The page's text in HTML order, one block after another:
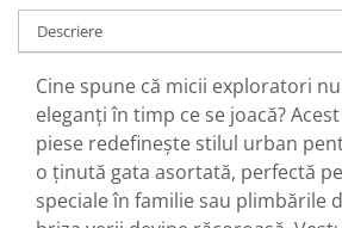
Descriere
Cine spune că micii exploratori
eleganți în timp ce se joacă?
piese redefinește stilul urban
o ținută gata asortată, perfectă
speciale în familie sau plimbările